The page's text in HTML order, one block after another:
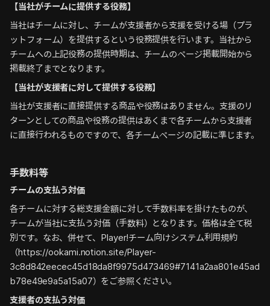
【当社がチームに提供する役務】
当社はチームに対し、チームが支援者から支援を受ける場（プラ
ットフォーム）を提供するという役務提供を行います。当社から
チームへの上記役務の提供時期は、チームのページ掲載開始から
掲載終了までとなります。
【当社が支援者に対して提供する役務】
当社が支援者に直接提供する商品や役務はありません。支援のリ
ターンとしての商品や役務の提供はあくまで各チームから支援者
に直接行われるものですので、各チームページの記載に準じます。
手数料等
チームの支払う対価
各チームに対する総支援金額に対して手数料率を掛けたものが、
チームが当社に支払う対価（手数料）となります。価格は全て税
別です。なお、併せて、Player!チーム向けシステム利用規約
（https://ookami.notion.site/Player-
3c8d842eecec45d18da8f9975d473469#7141a2aa801e45ad
b78e49e9a5a15a07）をご参照ください。
支援者の支払う対価